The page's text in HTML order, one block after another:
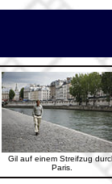
Gil auf einem Streifzug
Paris.